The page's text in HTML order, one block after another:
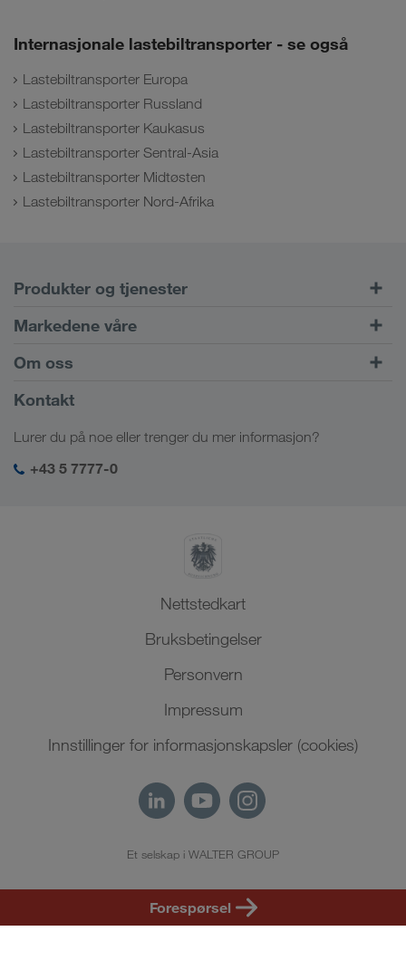
Internasjonale lastebiltransporter - se også
Lastebiltransporter Europa
Lastebiltransporter Russland
Lastebiltransporter Kaukasus
Lastebiltransporter Sentral-Asia
Lastebiltransporter Midtøsten
Lastebiltransporter Nord-Afrika
Forespørsel
Produkter og tjenester
Veitransport
Kundeportalen CONNECT
Digitale løsninger
Bransjeløsninger
Markedene våre
Europa
Kaukasus
Sentral-Asia
Midtøsten
Om oss
Firmainformasjon
Sosialt ansvar
HMS & kvalitetssikring
Kontakt
Lurer du på noe eller trenger du mer informasjon?
+43 5 7777-0
Nettstedkart
Bruksbetingelser
Personvern
Impressum
Innstillinger for informasjonskapsler (cookies)
Et selskap i WALTER GROUP